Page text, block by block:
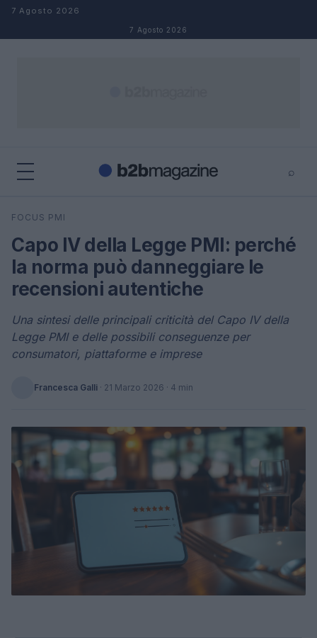
Salta al contenuto
7 Agosto 2026
7 Agosto 2026
⌕
Cerca
FOCUS PMI
Capo IV della Legge PMI: perché
la norma può danneggiare le
recensioni autentiche
Una sintesi delle principali criticità del Capo IV della
Legge PMI e delle possibili conseguenze per
consumatori, piattaforme e imprese
Francesca Galli · 21 Marzo 2026 · 4 min